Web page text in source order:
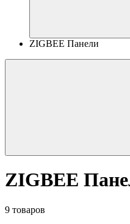
ZIGBEE Панели
ZIGBEE
9 товаров